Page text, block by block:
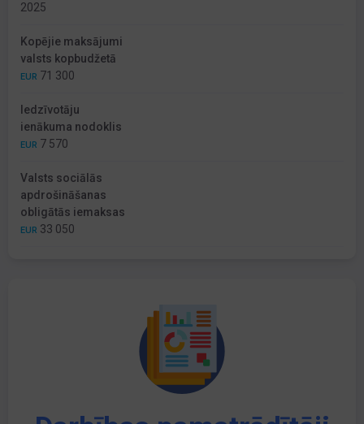
2025
Kopējie maksājumi
valsts kopbudžetā
EUR 71 300
Iedzīvotāju
ienākuma nodoklis
EUR 7 570
Valsts sociālās
apdrošināšanas
obligātās iemaksas
EUR 33 050